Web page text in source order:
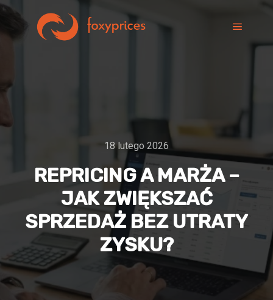
18 lutego 2026
REPRICING A MARŻA –
JAK ZWIĘKSZAĆ
SPRZEDAŻ BEZ UTRATY
ZYSKU?